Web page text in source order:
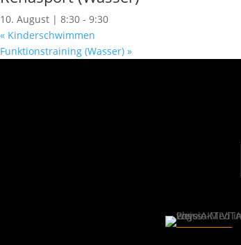
10. August | 8:30 - 9:30
« Kinderschwimmen
Funktionstraining (Wasser) »